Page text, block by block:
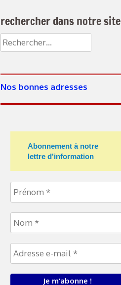
rechercher dans notre site
Nos bonnes adresses
Abonnement à notre
lettre d'information